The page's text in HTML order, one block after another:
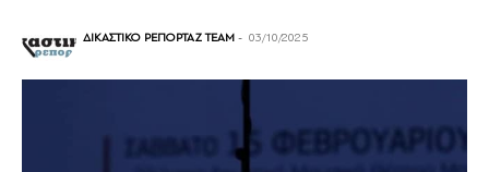
ΔΙΚΑΣΤΙΚΟ ΡΕΠΟΡΤΑΖ TEAM - 03/10/2025